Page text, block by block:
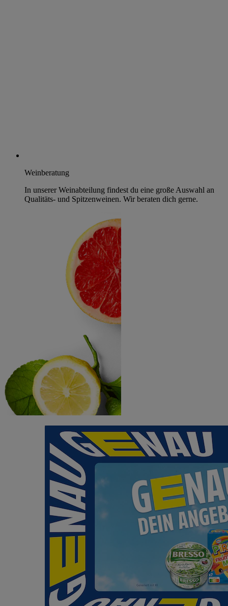
Weinberatung
In unserer Weinabteilung findest du eine große Auswahl an
Qualitäts- und Spitzenweinen. Wir beraten dich gerne.